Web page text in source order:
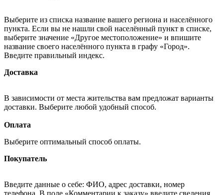
Выберите из списка название вашего региона и населённого
пункта. Если вы не нашли свой населённый пункт в списке,
выберите значение «Другое местоположение» и впишите
название своего населённого пункта в графу «Город».
Введите правильный индекс.
Доставка
В зависимости от места жительства вам предложат варианты
доставки. Выберите любой удобный способ.
Оплата
Выберите оптимальный способ оплаты.
Покупатель
Введите данные о себе: ФИО, адрес доставки, номер
телефона. В поле «Комментарии к заказу» введите сведения,